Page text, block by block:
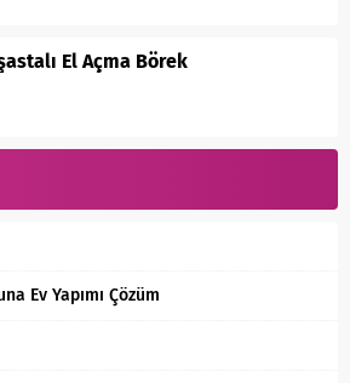
El Açma Börek
Ev Yapımı Çözüm